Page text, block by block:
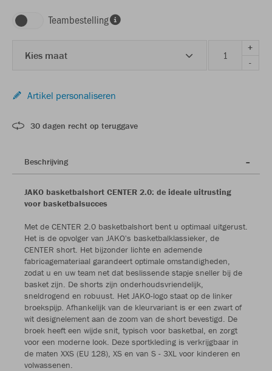
Teambestelling
Kies maat
+
-
Artikel personaliseren
30 dagen recht op teruggave
Beschrijving
JAKO basketbalshort CENTER 2.0: de ideale uitrusting
voor basketbalsucces
Met de CENTER 2.0 basketbalshort bent u optimaal uitgerust.
Het is de opvolger van JAKO's basketbalklassieker, de
CENTER short. Het bijzonder lichte en ademende
fabricagemateriaal garandeert optimale omstandigheden,
zodat u en uw team net dat beslissende stapje sneller bij de
basket zijn. De shorts zijn onderhoudsvriendelijk,
sneldrogend en robuust. Het JAKO-logo staat op de linker
broekspijp. Afhankelijk van de kleurvariant is er een zwart of
wit designelement aan de zoom van de short bevestigd. De
broek heeft een wijde snit, typisch voor basketbal, en zorgt
voor een moderne look. Deze sportkleding is verkrijgbaar in
de maten XXS (EU 128), XS en van S - 3XL voor kinderen en
volwassenen.